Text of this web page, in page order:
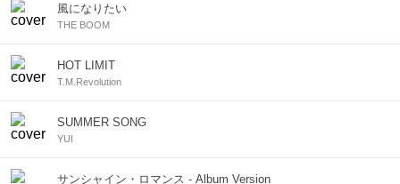
風になりたい
THE BOOM
HOT LIMIT
T.M.Revolution
SUMMER SONG
YUI
サンシャイン・ロマンス - Album Version